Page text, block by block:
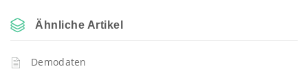
Ähnliche Artikel
Demodaten